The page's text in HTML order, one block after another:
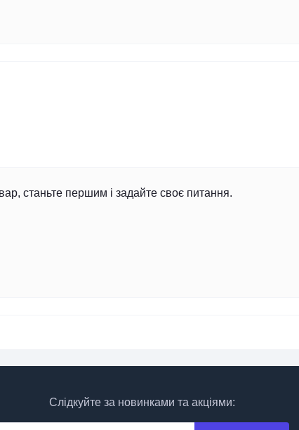
станьте першим і задайте своє питання.
Слідкуйте за новинками та акціями: